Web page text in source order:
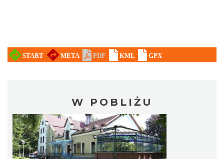
W POBLIŻU